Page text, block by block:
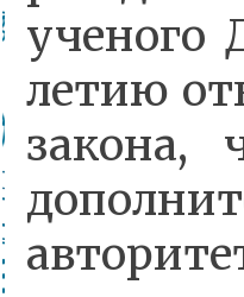
ученого
летию
закона,